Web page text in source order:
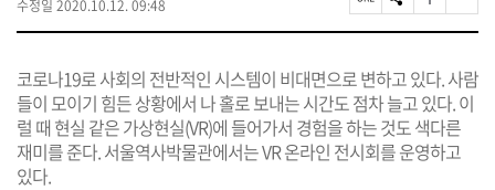
표
소
털
수정일 2020.10.12. 09:48 페
이
R
L
복
사
S
N
유
하
기
글
자
크
게
변
경
하
글
자
작
게
변
코로나19로 사회의 전반적인 시스템이 비대면으로 변하고 있다. 사람
들이 모이기 힘든 상황에서 나 홀로 보내는 시간도 점차 늘고 있다. 이
럴 때 현실 같은 가상현실(VR)에 들어가서 경험을 하는 것도 색다른
재미를 준다. 서울역사박물관에서는 VR 온라인 전시회를 운영하고
있다.